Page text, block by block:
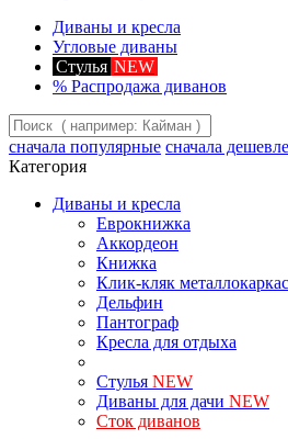
Диваны и кресла
Угловые диваны
Стулья NEW
% Распродажа диванов
сначала популярные сначала дешевле
Категория
Диваны и кресла
Еврокнижка
Аккордеон
Книжка
Клик-кляк металлокаркас
Дельфин
Пантограф
Кресла для отдыха
Стулья NEW
Диваны для дачи NEW
Сток диванов